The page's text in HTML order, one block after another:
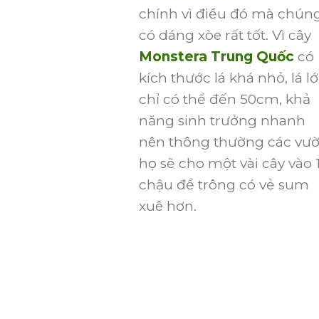
chính vì điều đó mà
có dáng xòe rất tốt. Vì cây
Monstera Trung Quốccó
kích thước lá khá nhỏ, lá
chỉ có thể đến 50cm, khả
năng sinh trưởng nhanh
nên thông thường các
họ sẽ cho một vài cây vào 1
chậu để trông có vẻ sum
xuê hơn.